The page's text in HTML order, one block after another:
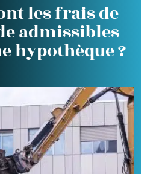
les frais de
admissibles
hypothèque ?